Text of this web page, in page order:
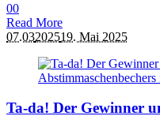
00
Read More
07.03202519. Mai 2025
Ta-da! Der Gewinner